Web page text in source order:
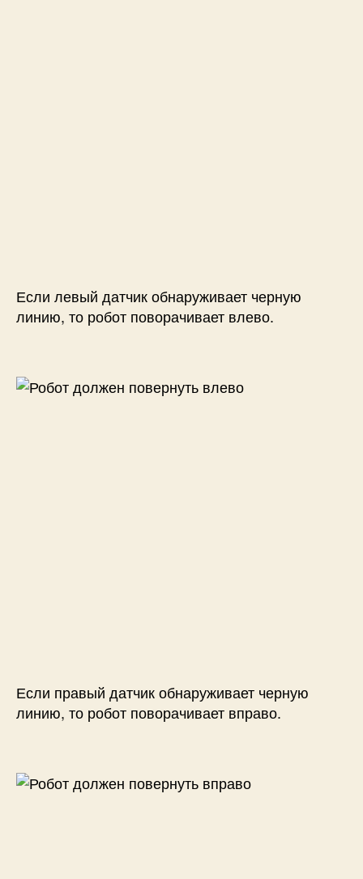
Если левый датчик обнаруживает черную
линию, то робот поворачивает влево.
Если правый датчик обнаруживает черную
линию, то робот поворачивает вправо.